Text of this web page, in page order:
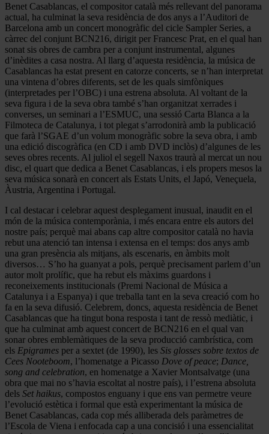
Benet Casablancas, el compositor català més rellevant del panorama
actual, ha culminat la seva residència de dos anys a l’Auditori de
Barcelona amb un concert monogràfic del cicle Sampler Series, a
càrrec del conjunt BCN216, dirigit per Francesc Prat, en el qual han
sonat sis obres de cambra per a conjunt instrumental, algunes
d’inèdites a casa nostra. Al llarg d’aquesta residència, la música de
Casablancas ha estat present en catorze concerts, se n’han interpretat
una vintena d’obres diferents, set de les quals simfòniques
(interpretades per l’OBC) i una estrena absoluta. Al voltant de la
seva figura i de la seva obra també s’han organitzat xerrades i
converses, un seminari a l’ESMUC, una sessió Carta Blanca a la
Filmoteca de Catalunya, i tot plegat s’arrodonirà amb la publicació
que farà l’SGAE d’un volum monogràfic sobre la seva obra, i amb
una edició discogràfica (en CD i amb DVD inclòs) d’algunes de les
seves obres recents. Al juliol el segell Naxos traurà al mercat un nou
disc, el quart que dedica a Benet Casablancas, i els propers mesos la
seva música sonarà en concert als Estats Units, el Japó, Veneçuela,
Àustria, Argentina i Portugal.
I cal destacar i celebrar aquest desplegament inusual, inaudit en el
món de la música contemporània, i més encara entre els autors del
nostre país; perquè mai abans cap altre compositor català no havia
rebut una atenció tan intensa i extensa en el temps: dos anys amb
una gran presència als mitjans, als escenaris, en àmbits molt
diversos… S’ho ha guanyat a pols, perquè precisament parlem d’un
autor molt prolífic, que ha rebut els màxims guardons i
reconeixements institucionals (Premi Nacional de Música a
Catalunya i a Espanya) i que treballa tant en la seva creació com ho
fa en la seva difusió. Celebrem, doncs, aquesta residència de Benet
Casablancas que ha tingut bona resposta i tant de ressò mediàtic, i
que ha culminat amb aquest concert de BCN216 en el qual van
sonar obres emblemàtiques de la seva producció cambrística, com
els Epigrames per a sextet (de 1990), les Sis glosses sobre textos de
Cees Nooteboom, l’homenatge a Picasso Dove of peace; Dance,
song and celebration, en homenatge a Xavier Montsalvatge (una
obra que mai no s’havia escoltat al nostre país), i l’estrena absoluta
dels Set haikus, compostos enguany i que ens van permetre veure
l’evolució estètica i formal que està experimentant la música de
Benet Casablancas, cada cop més alliberada dels paràmetres de
l’Escola de Viena i enfocada cap a una concisió i una essencialitat